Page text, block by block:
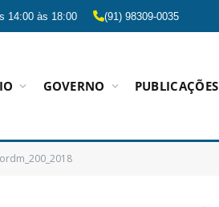
14:00 às 18:00 (91) 98309-0035
GOVERNO PUBLICAÇÕES